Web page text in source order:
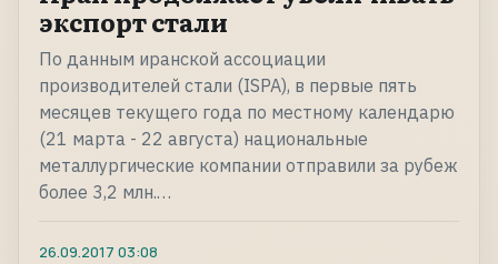
экспорт стали
По данным иранской ассоциации
производителей стали (ISPA), в первые пять
месяцев текущего года по местному календарю
(21 марта - 22 августа) национальные
металлургические компании отправили за рубеж
более 3,2 млн.…
26.09.2017 03:08